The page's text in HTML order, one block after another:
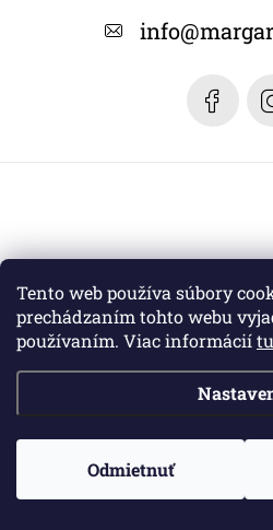
Tento web používa súbory
prechádzaním tohto webu
používaním. Viac informáciítu
Odmietnuť
info@
Copyright 2026Margaret dizajn.